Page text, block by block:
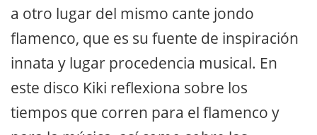
a otro lugar del mismo cante jondo
flamenco, que es su fuente de inspiración
innata y lugar procedencia musical. En
este disco Kiki reflexiona sobre los
tiempos que corren para el flamenco y